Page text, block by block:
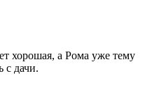
хорошая, а Рома уже тему
с дачи.